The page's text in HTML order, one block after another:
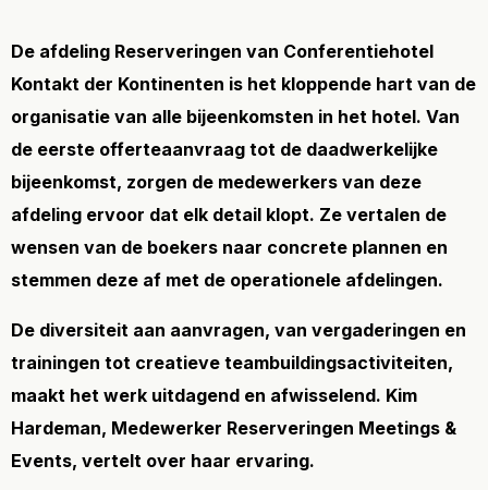
De afdeling Reserveringen van Conferentiehotel
Kontakt der Kontinenten is het kloppende hart van de
organisatie van alle bijeenkomsten in het hotel. Van
de eerste offerteaanvraag tot de daadwerkelijke
bijeenkomst, zorgen de medewerkers van deze
afdeling ervoor dat elk detail klopt. Ze vertalen de
wensen van de boekers naar concrete plannen en
stemmen deze af met de operationele afdelingen.
De diversiteit aan aanvragen, van vergaderingen en
trainingen tot creatieve teambuildingsactiviteiten,
maakt het werk uitdagend en afwisselend. Kim
Hardeman, Medewerker Reserveringen Meetings &
Events, vertelt over haar ervaring.